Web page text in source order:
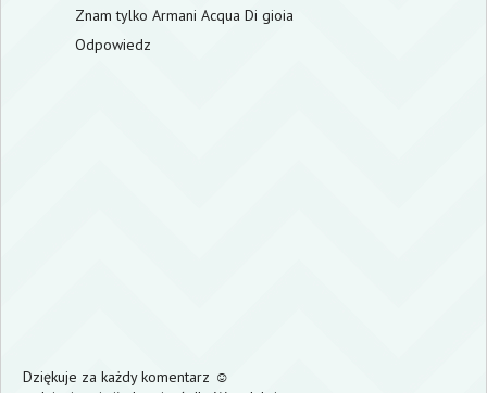
Znam tylko Armani Acqua Di gioia
Odpowiedz
Dziękuje za każdy komentarz ☺